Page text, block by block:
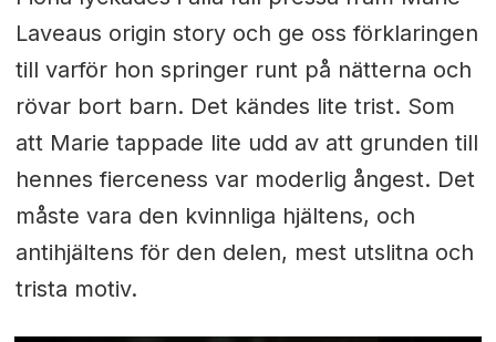
Laveaus origin story och ge oss förklaringen
till varför hon springer runt på nätterna och
rövar bort barn. Det kändes lite trist. Som
att Marie tappade lite udd av att grunden till
hennes fierceness var moderlig ångest. Det
måste vara den kvinnliga hjältens, och
antihjältens för den delen, mest utslitna och
trista motiv.